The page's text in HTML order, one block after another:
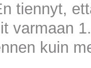
tiennyt,
varmaan
kuin